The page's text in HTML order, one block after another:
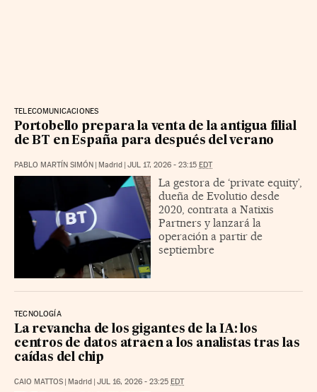
TELECOMUNICACIONES
Portobello prepara la venta de la antigua filial
de BT en España para después del verano
PABLO MARTÍN SIMÓN Madrid JUL 17, 2026 - 23:15 EDT
La gestora de ‘private equity’,
dueña de Evolutio desde
2020, contrata a Natixis
Partners y lanzará la
operación a partir de
septiembre
TECNOLOGÍA
La revancha de los gigantes de la IA: los
centros de datos atraen a los analistas tras las
caídas del chip
CAIO MATTOS Madrid JUL 16, 2026 - 23:25 EDT